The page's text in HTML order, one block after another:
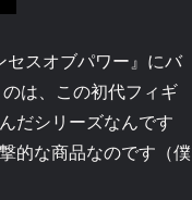
スオブパワー』にバ
は、この初代フィギ
だシリーズなんです
的な商品なのです（僕